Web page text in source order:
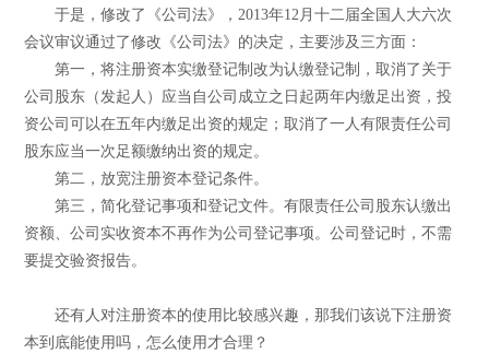
于是，修改了《公司法》，2013年12月十二届全国人大六次
会议审议通过了修改《公司法》的决定，主要涉及三方面：
第一，将注册资本实缴登记制改为认缴登记制，取消了关于
公司股东（发起人）应当自公司成立之日起两年内缴足出资，投
资公司可以在五年内缴足出资的规定；取消了一人有限责任公司
股东应当一次足额缴纳出资的规定。
第二，放宽注册资本登记条件。
第三，简化登记事项和登记文件。有限责任公司股东认缴出
资额、公司实收资本不再作为公司登记事项。公司登记时，不需
要提交验资报告。
还有人对注册资本的使用比较感兴趣，那我们该说下注册资
本到底能使用吗，怎么使用才合理？